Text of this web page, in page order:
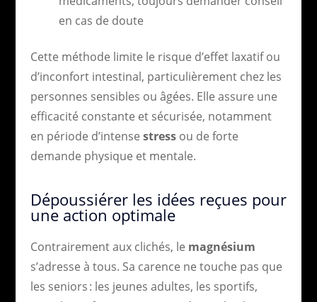
en cas de doute
Cette méthode limite le risque d’effet laxatif ou
d’inconfort intestinal, particulièrement chez les
personnes sensibles ou âgées. Elle assure une
efficacité constante et sécurisée, notamment
en période d’intense stressou de forte
demande physique et mentale.
Dépoussiérer les idées reçues pour
une action optimale
Contrairement aux clichés, le magnésium
s’adresse à tous. Sa carence ne touche pas que
les seniors : les jeunes adultes, les sportifs,